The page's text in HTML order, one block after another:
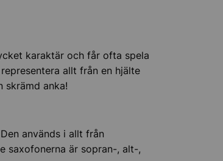
karaktär och får ofta spela
allt från en hjälte
skrämd anka!
används i allt från
saxofonerna är sopran-, alt-,